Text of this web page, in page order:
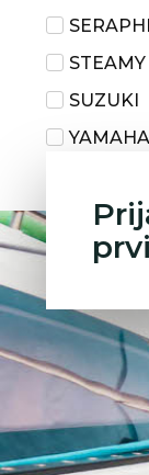
STEAMY
SUZUKI
YAMAHA